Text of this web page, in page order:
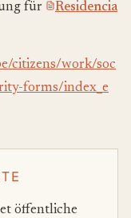
für
Residencia
citizens/work/soc
forms/index_e
öffentliche